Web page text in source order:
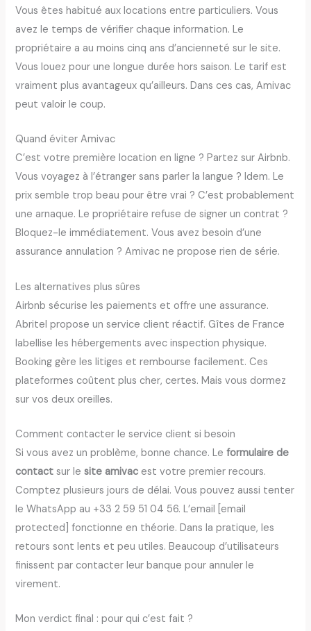
Vous êtes habitué aux locations entre particuliers. Vous
avez le temps de vérifier chaque information. Le
propriétaire a au moins cinq ans d’ancienneté sur le site.
Vous louez pour une longue durée hors saison. Le tarif est
vraiment plus avantageux qu’ailleurs. Dans ces cas, Amivac
peut valoir le coup.
Quand éviter Amivac
C’est votre première location en ligne ? Partez sur Airbnb.
Vous voyagez à l’étranger sans parler la langue ? Idem. Le
prix semble trop beau pour être vrai ? C’est probablement
une arnaque. Le propriétaire refuse de signer un contrat ?
Bloquez-le immédiatement. Vous avez besoin d’une
assurance annulation ? Amivac ne propose rien de série.
Les alternatives plus sûres
Airbnb sécurise les paiements et offre une assurance.
Abritel propose un service client réactif. Gîtes de France
labellise les hébergements avec inspection physique.
Booking gère les litiges et rembourse facilement. Ces
plateformes coûtent plus cher, certes. Mais vous dormez
sur vos deux oreilles.
Comment contacter le service client si besoin
Si vous avez un problème, bonne chance. Leformulaire de
contact sur lesite amivac est votre premier recours.
Comptez plusieurs jours de délai. Vous pouvez aussi tenter
le WhatsApp au +33 2 59 51 04 56. L’email [email
protected] fonctionne en théorie. Dans la pratique, les
retours sont lents et peu utiles. Beaucoup d’utilisateurs
finissent par contacter leur banque pour annuler le
virement.
Mon verdict final : pour qui c’est fait ?